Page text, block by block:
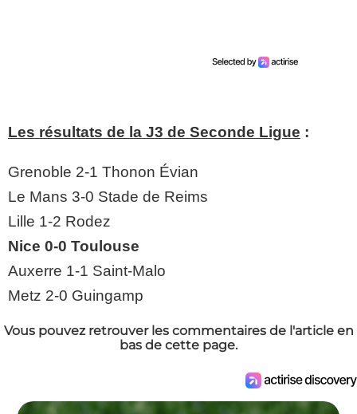
Les résultats de la J3 de Seconde Ligue :
Grenoble 2-1 Thonon Évian
Le Mans 3-0 Stade de Reims
Lille 1-2 Rodez
Nice 0-0 Toulouse
Auxerre 1-1 Saint-Malo
Metz 2-0 Guingamp
Vous pouvez retrouver les commentaires de l'article en
bas de cette page.